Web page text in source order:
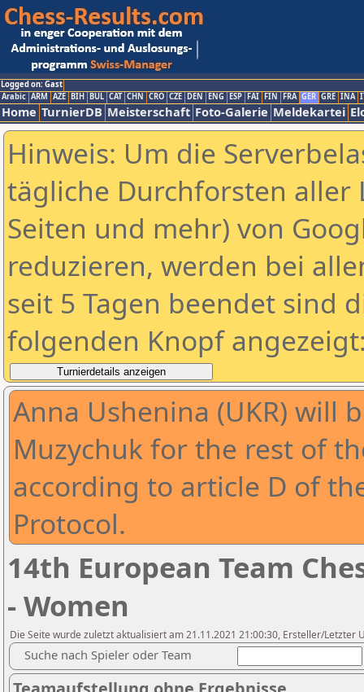
Logged on: Gast
Arabic ARM AZE BIH BUL CAT CHN CRO CZE DEN ENG ESP FAI FIN FRA GER GRE INA
Home TurnierDB Meisterschaft Foto-Galerie Meldekartei
Hinweis: Um die
tägliche Durchforsten aller
Seiten und mehr) von
reduzieren, werden bei
seit 5 Tagen beendet sind
folgenden Knopf
Anna Ushenina (UKR) will
Muzychuk for the rest of
according to article D of
Protocol.
14th European Team
- Women
Die Seite wurde zuletzt aktualisiert am 21.11.2021 21:00:30, Ersteller/Letzter
Suche nach Spieler oder Team